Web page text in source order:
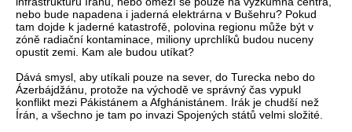
nebo bude napadena i jaderná elektrárna v Bušehru? Pokud
tam dojde k jaderné katastrofě, polovina regionu může být v
zóně radiační kontaminace, miliony uprchlíků budou nuceny
opustit zemi. Kam ale budou utíkat?
Dává smysl, aby utíkali pouze na sever, do Turecka nebo do
Ázerbájdžánu, protože na východě ve správný čas vypukl
konflikt mezi Pákistánem a Afghánistánem. Irák je chudší než
Írán, a všechno je tam po invazi Spojených států velmi složité.